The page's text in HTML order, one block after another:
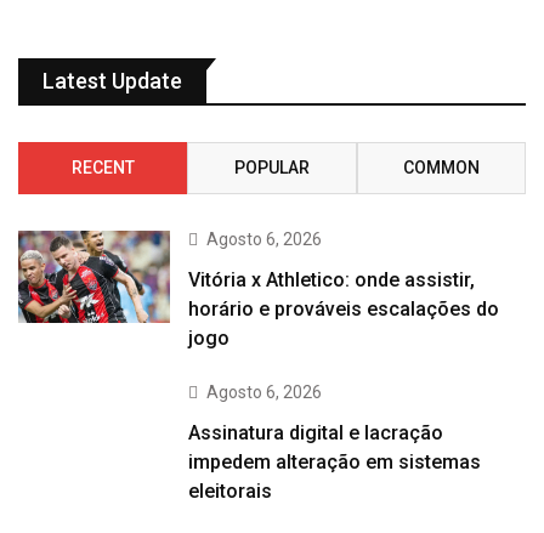
Latest Update
RECENT POPULAR COMMON
Agosto 6, 2026
Vitória x Athletico: onde assistir,
horário e prováveis escalações do
jogo
Agosto 6, 2026
Assinatura digital e lacração
impedem alteração em sistemas
eleitorais